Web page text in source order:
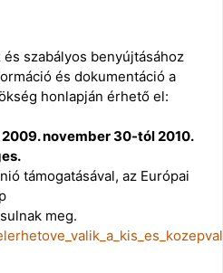
szabályos benyújtásához
és dokumentáció a
honlapján érhető el:
november 30-tól 2010.
támogatásával, az Európai
meg.